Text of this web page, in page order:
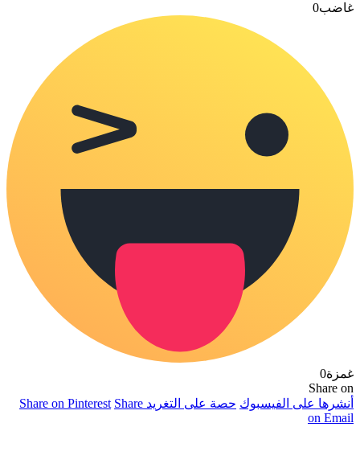
غاضب0
غمزة0
Share on
أنشرها على الفيسبوك حصة على التغريد Share on Pinterest Share
on Email